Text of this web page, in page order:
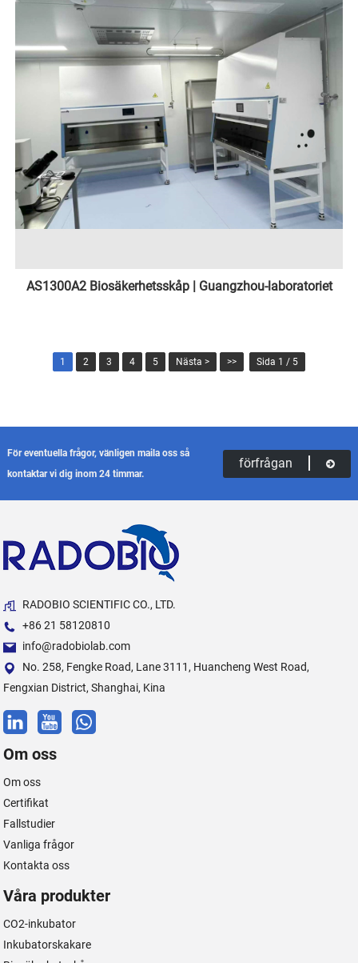
AS1300A2 Biosäkerhetsskåp | Guangzhou-laboratoriet
1 2 3 4 5 Nästa > >> Sida 1 / 5
För eventuella frågor, vänligen maila oss så
kontaktar vi dig inom 24 timmar.
förfrågan
RADOBIO SCIENTIFIC CO., LTD.
+86 21 58120810
info@radobiolab.com
No. 258, Fengke Road, Lane 3111, Huancheng West Road,
Fengxian District, Shanghai, Kina
Om oss
Om oss
Certifikat
Fallstudier
Vanliga frågor
Kontakta oss
Våra produkter
CO2-inkubator
Inkubatorskakare